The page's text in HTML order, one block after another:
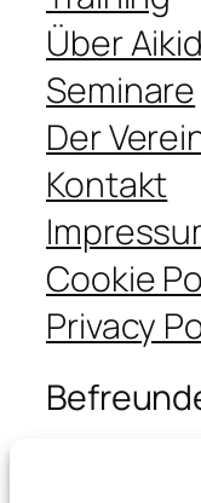
Über
Seminare
Der
Kontakt
Cookie
Privacy